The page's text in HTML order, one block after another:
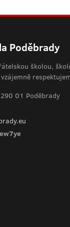
Poděbrady
školou,
01 Poděbrady